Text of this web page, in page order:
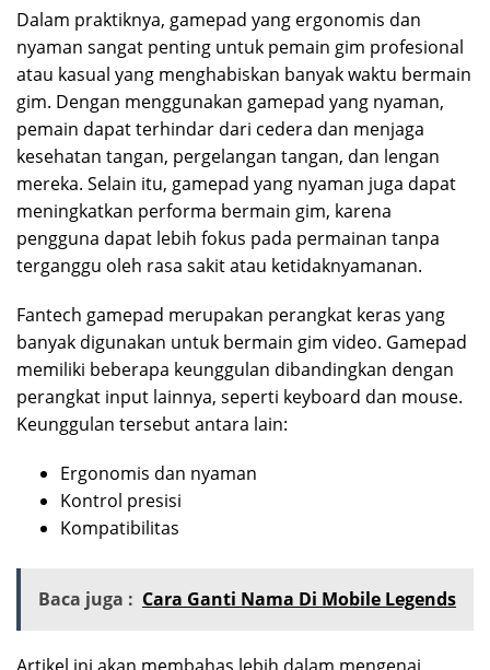
Dalam praktiknya, gamepad yang ergonomis dan
nyaman sangat penting untuk pemain gim profesional
atau kasual yang menghabiskan banyak waktu bermain
gim. Dengan menggunakan gamepad yang nyaman,
pemain dapat terhindar dari cedera dan menjaga
kesehatan tangan, pergelangan tangan, dan lengan
mereka. Selain itu, gamepad yang nyaman juga dapat
meningkatkan performa bermain gim, karena
pengguna dapat lebih fokus pada permainan tanpa
terganggu oleh rasa sakit atau ketidaknyamanan.
Fantech gamepad merupakan perangkat keras yang
banyak digunakan untuk bermain gim video. Gamepad
memiliki beberapa keunggulan dibandingkan dengan
perangkat input lainnya, seperti keyboard dan mouse.
Keunggulan tersebut antara lain:
Ergonomis dan nyaman
Kontrol presisi
Kompatibilitas
Baca juga : Cara Ganti Nama Di Mobile Legends